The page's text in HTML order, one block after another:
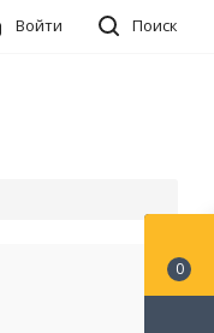
Поиск
Войти
0